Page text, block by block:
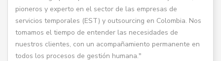
pioneros y experto en el sector de las empresas de
servicios temporales (EST) y outsourcing en Colombia. Nos
tomamos el tiempo de entender las necesidades de
nuestros clientes, con un acompañamiento permanente en
todos los procesos de gestión humana."